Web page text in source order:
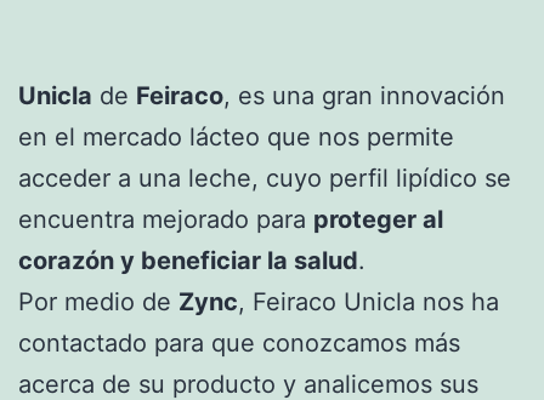
Unicla de Feiraco, es una gran innovación
en el mercado lácteo que nos permite
acceder a una leche, cuyo perfil lipídico se
encuentra mejorado para proteger al
corazón y beneficiar la salud.
Por medio de Zync, Feiraco Unicla nos ha
contactado para que conozcamos más
acerca de su producto y analicemos sus